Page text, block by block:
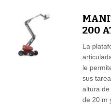
200
La
le
sus
altura
de 20 m